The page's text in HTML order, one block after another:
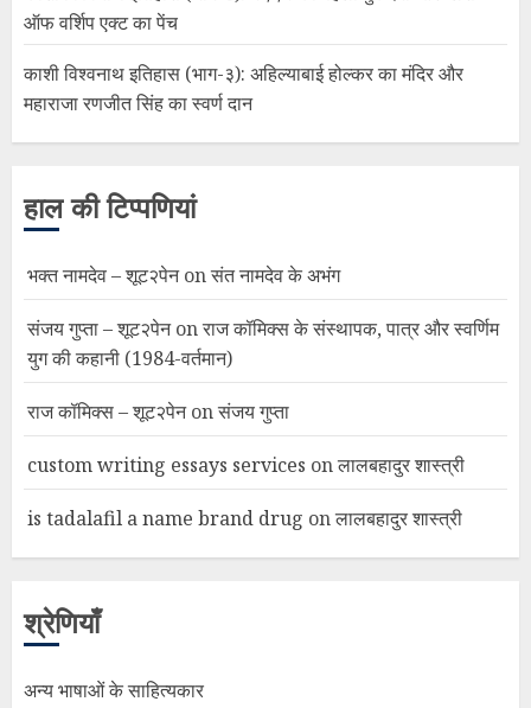
ऑफ वर्शिप एक्ट का पेंच
काशी विश्वनाथ इतिहास (भाग-३): अहिल्याबाई होल्कर का मंदिर और
महाराजा रणजीत सिंह का स्वर्ण दान
हाल की टिप्पणियां
भक्त नामदेव – शूट२पेनonसंत नामदेव के अभंग
संजय गुप्ता – शूट२पेनonराज कॉमिक्स के संस्थापक, पात्र और स्वर्णिम
युग की कहानी (1984-वर्तमान)
राज कॉमिक्स – शूट२पेनonसंजय गुप्ता
custom writing essays services onलालबहादुर शास्त्री
is tadalafil a name brand drug onलालबहादुर शास्त्री
श्रेणियाँ
अन्य भाषाओं के साहित्यकार